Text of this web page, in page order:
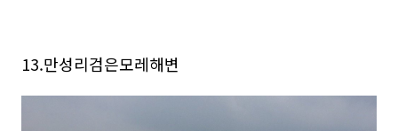
13.만성리검은모레해변